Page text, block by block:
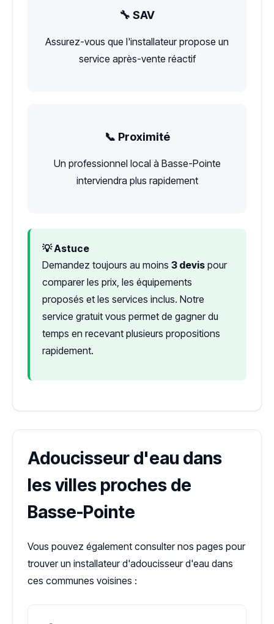
🔧 SAV
Assurez-vous que l'installateur propose un
service après-vente réactif
📞 Proximité
Un professionnel local à Basse-Pointe
interviendra plus rapidement
💡 Astuce
Demandez toujours au moins 3 devis pour
comparer les prix, les équipements
proposés et les services inclus. Notre
service gratuit vous permet de gagner du
temps en recevant plusieurs propositions
rapidement.
Adoucisseur d'eau dans
les villes proches de
Basse-Pointe
Vous pouvez également consulter nos pages pour
trouver un installateur d'adoucisseur d'eau dans
ces communes voisines :